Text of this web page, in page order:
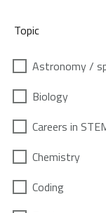
Topic
Astronomy /
Biology
Careers in
Chemistry
Coding